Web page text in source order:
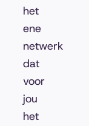
het
ene
netwerk
dat
voor
jou
het